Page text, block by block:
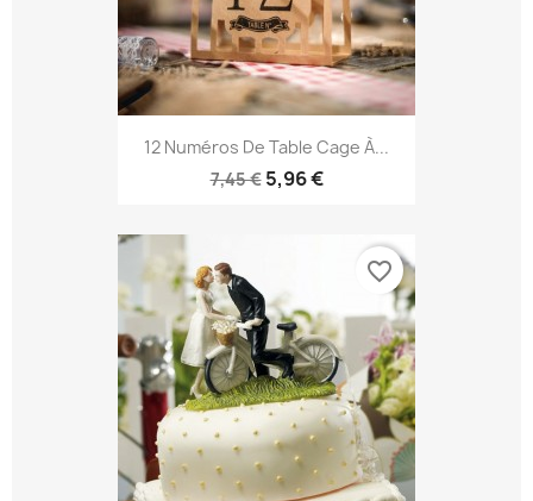
12 Numéros De Table Cage À...
7,45 € 5,96 €
favorite_border